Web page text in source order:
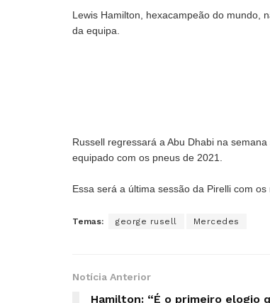
Lewis Hamilton, hexacampeão do mundo,
da equipa.
Russell regressará a Abu Dhabi na
equipado com os pneus de 2021.
Essa será a última sessão da Pirelli com
Temas: george rusell Mercedes
Notícia Anterior
Hamilton: “É o primeiro elogio